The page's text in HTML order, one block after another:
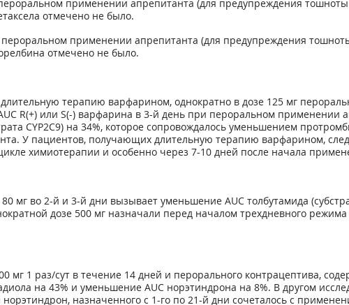
применении апрепитанта (для предупреждения
отмечено не было.
применении апрепитанта (для предупреждения
отмечено не было.
терапию варфарином, однократно в дозе 125 мг
R(+) или S(-) варфарина в 3-й день при пероральном применении
CYP2C9) на 34%, которое сопровождалось уменьшением
У пациентов, получающих длительную терапию варфарином,
химиотерапии и особенно через 7-10 дней после начала
во 2-й и 3-й дни вызывает уменьшение AUC толбутамида
дозе 500 мг назначали перед началом трехдневного
1 раз/сут в течение 14 дней и перорального контрацептива,
на 43% и уменьшение AUC норэтиндрона на 8%. В другом
назначенного с 1-го по 21-й дни сочеталось с